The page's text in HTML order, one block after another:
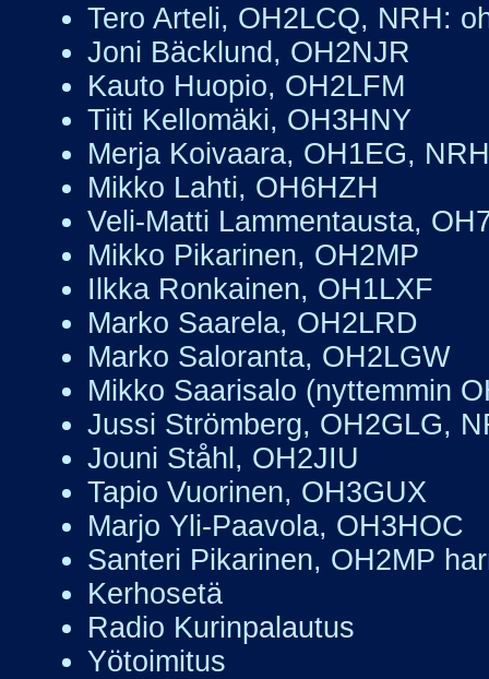
Tero Arteli, OH2LCQ, NRH:
Joni Bäcklund, OH2NJR
Kauto Huopio, OH2LFM
Tiiti Kellomäki, OH3HNY
Merja Koivaara, OH1EG, NRH
Mikko Lahti, OH6HZH
Veli-Matti Lammentausta,
Mikko Pikarinen, OH2MP
Ilkka Ronkainen, OH1LXF
Marko Saarela, OH2LRD
Marko Saloranta, OH2LGW
Mikko Saarisalo (nyttemmin
Jussi Strömberg, OH2GLG,
Jouni Ståhl, OH2JIU
Tapio Vuorinen, OH3GUX
Marjo Yli-Paavola, OH3HOC
Santeri Pikarinen, OH2MP
Kerhosetä
Radio Kurinpalautus
Yötoimitus